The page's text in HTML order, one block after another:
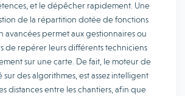
et le dépêcher rapidement. Une
de la répartition dotée de fonctions
avancées permet aux gestionnaires ou
de repérer leurs différents techniciens
sur une carte. De fait, le moteur de
sur des algorithmes, est assez intelligent
distances entre les chantiers, afin que